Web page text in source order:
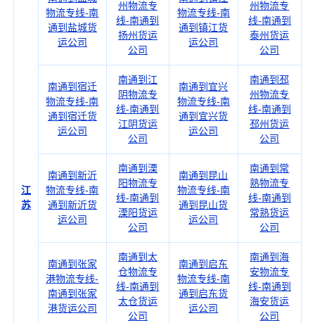
江
苏
物流专线-南
通到盐城货
运公司
州物流专
线-南通到
扬州货运
公司
物流专线-南
通到镇江货
运公司
州物流专
线-南通到
泰州货运
公司
南通到宿迁
物流专线-南
通到宿迁货
运公司
南通到江
阴物流专
线-南通到
江阴货运
公司
南通到宜兴
物流专线-南
通到宜兴货
运公司
南通到邳
州物流专
线-南通到
邳州货运
公司
南通到新沂
物流专线-南
通到新沂货
运公司
南通到溧
阳物流专
线-南通到
溧阳货运
公司
南通到昆山
物流专线-南
通到昆山货
运公司
南通到常
熟物流专
线-南通到
常熟货运
公司
南通到张家
港物流专线-
南通到张家
港货运公司
南通到太
仓物流专
线-南通到
太仓货运
公司
南通到启东
物流专线-南
通到启东货
运公司
南通到海
安物流专
线-南通到
海安货运
公司